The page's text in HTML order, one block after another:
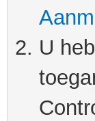
U